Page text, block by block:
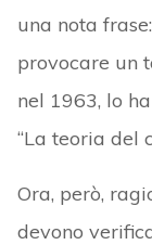
una nota
provocare un
nel 1963, lo
“La teoria del
Ora, però,
devono